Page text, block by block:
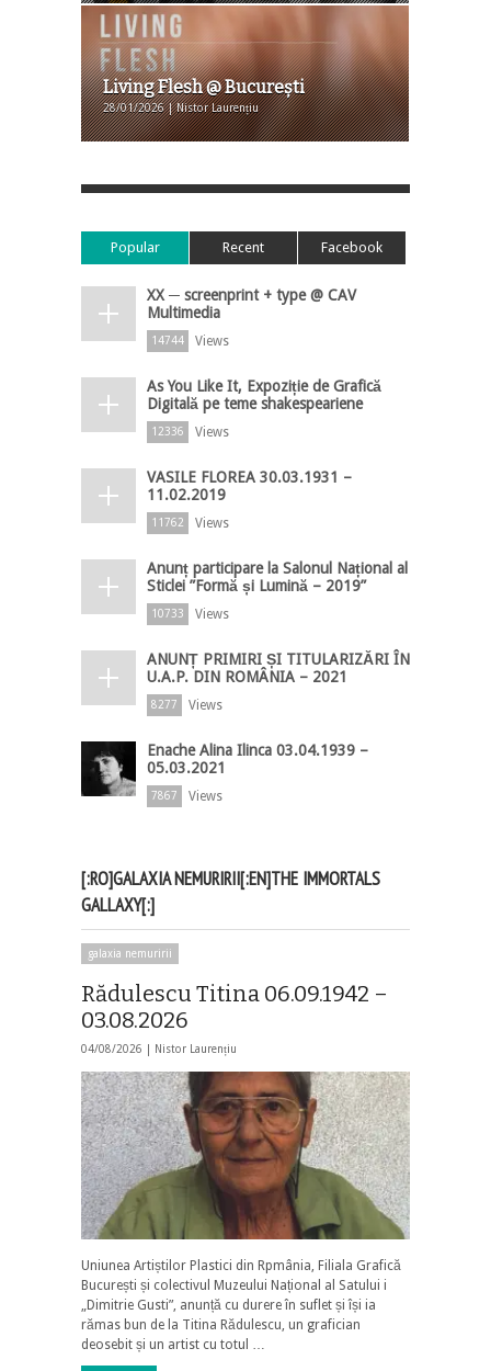
Living Flesh @ București
28/01/2026 | Nistor Laurențiu
Popular Recent Facebook
XX ─ screenprint + type @ CAV
Multimedia
14744 Views
As You Like It, Expoziție de Grafică
Digitală pe teme shakespeariene
12336 Views
VASILE FLOREA 30.03.1931 –
11.02.2019
11762 Views
Anunț participare la Salonul Național al
Sticlei ”Formă și Lumină – 2019”
10733 Views
ANUNȚ PRIMIRI ȘI TITULARIZĂRI ÎN
U.A.P. DIN ROMÂNIA – 2021
8277 Views
Enache Alina Ilinca 03.04.1939 –
05.03.2021
7867 Views
[:RO]GALAXIA NEMURIRII[:EN]THE IMMORTALS
GALLAXY[:]
galaxia nemuririi
Rădulescu Titina 06.09.1942 –
03.08.2026
04/08/2026 | Nistor Laurențiu
Uniunea Artiștilor Plastici din Rpmânia, Filiala Grafică
București și colectivul Muzeului Național al Satului i
„Dimitrie Gusti”, anunță cu durere în suflet și își ia
rămas bun de la Titina Rădulescu, un grafician
deosebit și un artist cu totul …